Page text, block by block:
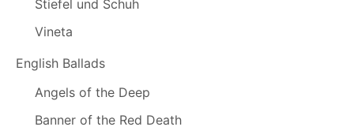
Stiefel und Schuh
Vineta
English Ballads
Angels of the Deep
Banner of the Red Death